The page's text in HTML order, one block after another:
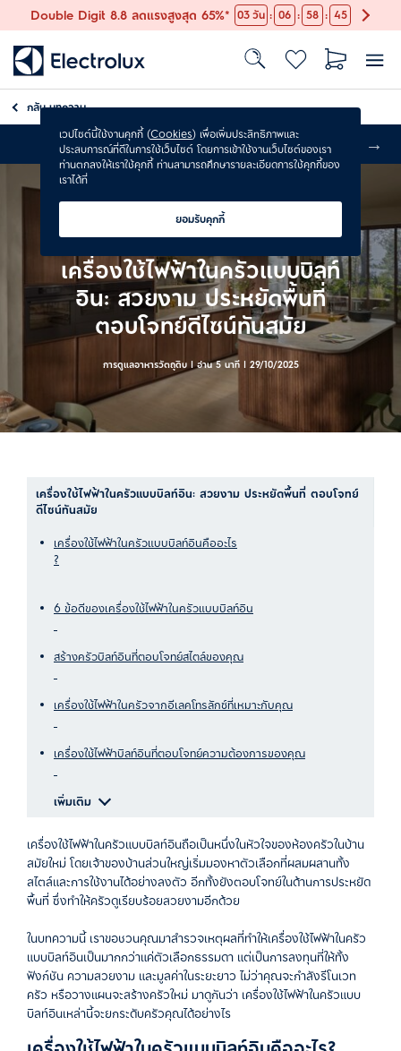
Double Digit 8.8 ลดแรงสูงสุด 65%* 03วัน : 06 : 58 : 45
กลับบทความ
ส่งฟรี
เครื่องใช้ไฟฟ้าในครัวแบบบิลท์
อิน: สวยงาม ประหยัดพื้นที่
ตอบโจทย์ดีไซน์ทันสมัย​
การดูแลอาหารวัตถุดิบ | อ่าน 5 นาที | 29/10/2025
เครื่องใช้ไฟฟ้าในครัวแบบบิลท์อิน: สวยงาม ประหยัดพื้นที่ ตอบโจทย์
ดีไซน์ทันสมัย​
เครื่องใช้ไฟฟ้าในครัวแบบบิลท์อินคืออะไร
?
6 ข้อดีของเครื่องใช้ไฟฟ้าในครัวแบบบิลท์อิน
สร้างครัวบิลท์อินที่ตอบโจทย์สไตล์ของคุณ
เครื่องใช้ไฟฟ้าในครัวจากอีเลคโทรลักซ์ที่เหมาะกับคุณ
เครื่องใช้ไฟฟ้าบิลท์อินที่ตอบโจทย์ความต้องการของคุณ
เพิ่มเติม
เครื่องใช้ไฟฟ้าในครัวแบบบิลท์อินถือเป็นหนึ่งในหัวใจของห้องครัวในบ้าน
สมัยใหม่ โดยเจ้าของบ้านส่วนใหญ่เริ่มมองหาตัวเลือกที่ผสมผสานทั้ง
สไตล์และการใช้งานได้อย่างลงตัว อีกทั้งยังตอบโจทย์ในด้านการประหยัด
พื้นที่ ซึ่งทำให้ครัวดูเรียบร้อยสวยงามอีกด้วย
ในบทความนี้ เราขอชวนคุณมาสำรวจเหตุผลที่ทำให้เครื่องใช้ไฟฟ้าในครัว
แบบบิลท์อินเป็นมากกว่าแค่ตัวเลือกธรรมดา แต่เป็นการลงทุนที่ให้ทั้ง
ฟังก์ชัน ความสวยงาม และมูลค่าในระยะยาว ไม่ว่าคุณจะกำลังรีโนเวท
ครัว หรือวางแผนจะสร้างครัวใหม่ มาดูกันว่า เครื่องใช้ไฟฟ้าในครัวแบบ
บิลท์อินเหล่านี้จะยกระดับครัวคุณได้อย่างไร
เวปไซต์นี้ใช้งานคุกกี้ (Cookies) เพื่อเพิ่มประสิทธิภาพและ
ประสบการณ์ที่ดีในการใช้เว็บไซต์ โดยการเข้าใช้งานเว็บไซต์ของเรา
ท่านตกลงให้เราใช้คุกกี้ ท่านสามารถศึกษารายละเอียดการใช้คุกกี้ของ
เราได้ที่
ยอมรับคุกกี้